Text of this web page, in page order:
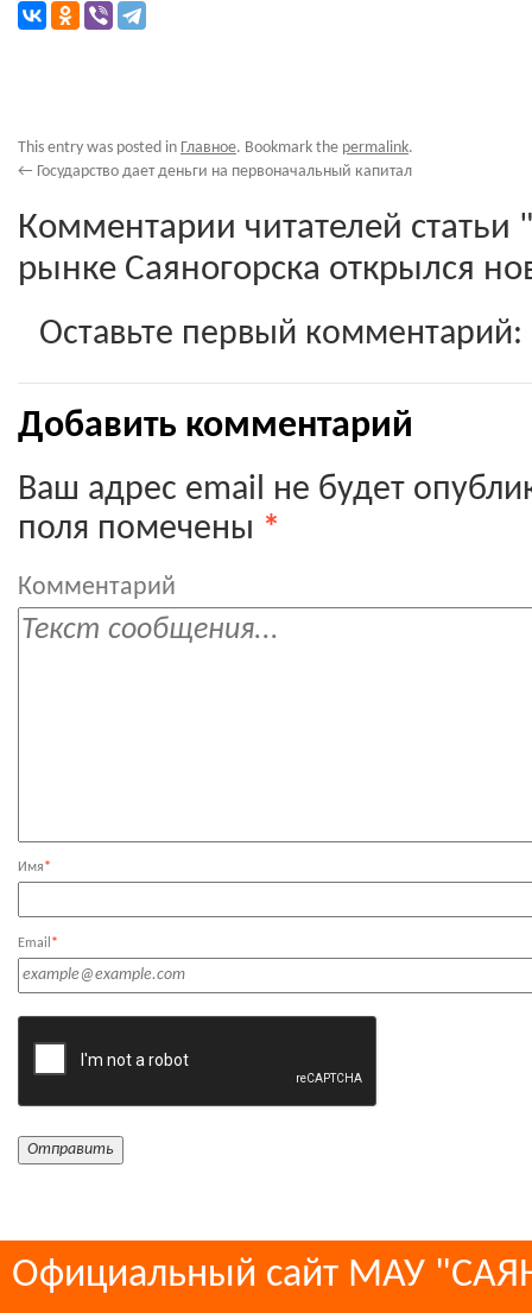
This entry was posted in Главное. Bookmark the permalink.
← Государство дает деньги на первоначальный капитал
Комментарии читателей
рынке Саяногорска открылся
Оставьте первый комментарий:
Добавить комментарий
Ваш адрес email не будет
поля помечены *
Комментарий
Имя*
Email *
Официальный сайт МАУ